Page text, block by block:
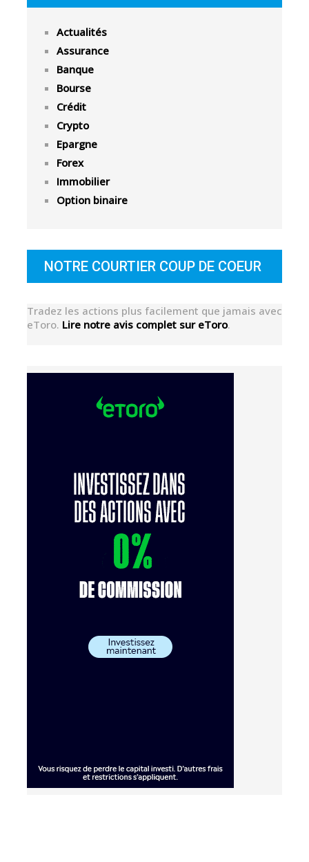
Actualités
Assurance
Banque
Bourse
Crédit
Crypto
Epargne
Forex
Immobilier
Option binaire
NOTRE COURTIER COUP DE COEUR
Tradez les actions plus facilement que jamais avec
eToro. Lire notre avis complet sur eToro.